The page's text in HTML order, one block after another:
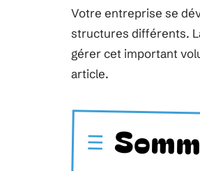
Votre entreprise se
structures différents.
gérer cet important
article.